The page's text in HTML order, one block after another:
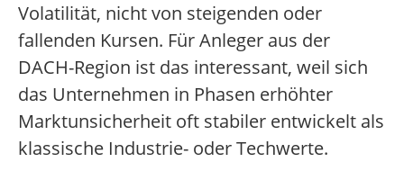
Volatilität, nicht von steigenden oder
fallenden Kursen. Für Anleger aus der
DACH-Region ist das interessant, weil sich
das Unternehmen in Phasen erhöhter
Marktunsicherheit oft stabiler entwickelt als
klassische Industrie- oder Techwerte.